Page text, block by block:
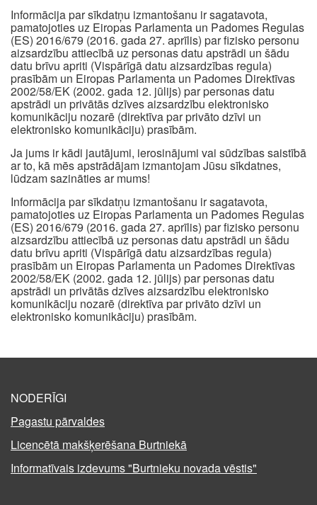
Informācija par sīkdatņu izmantošanu ir sagatavota,
pamatojoties uz Eiropas Parlamenta un Padomes Regulas
(ES) 2016/679 (2016. gada 27. aprīlis) par fizisko personu
aizsardzību attiecībā uz personas datu apstrādi un šādu
datu brīvu apriti (Vispārīgā datu aizsardzības regula)
prasībām un Eiropas Parlamenta un Padomes Direktīvas
2002/58/EK (2002. gada 12. jūlijs) par personas datu
apstrādi un privātās dzīves aizsardzību elektronisko
komunikāciju nozarē (direktīva par privāto dzīvi un
elektronisko komunikāciju) prasībām.
Ja jums ir kādi jautājumi, ierosinājumi vai sūdzības saistībā
ar to, kā mēs apstrādājam izmantojam Jūsu sīkdatnes,
lūdzam sazināties ar mums!
Informācija par sīkdatņu izmantošanu ir sagatavota,
pamatojoties uz Eiropas Parlamenta un Padomes Regulas
(ES) 2016/679 (2016. gada 27. aprīlis) par fizisko personu
aizsardzību attiecībā uz personas datu apstrādi un šādu
datu brīvu apriti (Vispārīgā datu aizsardzības regula)
prasībām un Eiropas Parlamenta un Padomes Direktīvas
2002/58/EK (2002. gada 12. jūlijs) par personas datu
apstrādi un privātās dzīves aizsardzību elektronisko
komunikāciju nozarē (direktīva par privāto dzīvi un
elektronisko komunikāciju) prasībām.
NODERĪGI
Pagastu pārvaldes
Licencētā makšķerēšana Burtniekā
Informatīvais izdevums "Burtnieku novada vēstis"